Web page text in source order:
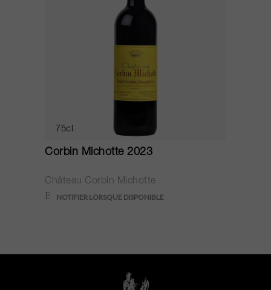
75cl
Corbin Michotte 2023
Château Corbin Michotte